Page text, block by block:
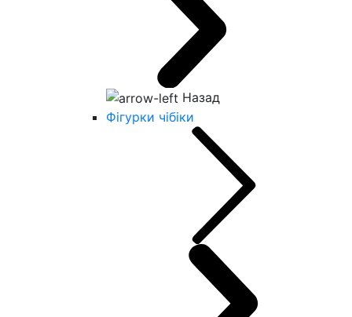
Назад
Фігурки чібіки